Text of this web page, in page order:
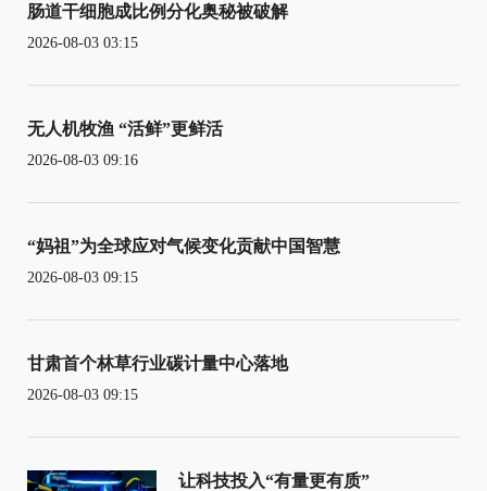
肠道干细胞成比例分化奥秘被破解
2026-08-03 03:15
无人机牧渔 “活鲜”更鲜活
2026-08-03 09:16
“妈祖”为全球应对气候变化贡献中国智慧
2026-08-03 09:15
甘肃首个林草行业碳计量中心落地
2026-08-03 09:15
让科技投入“有量更有质”